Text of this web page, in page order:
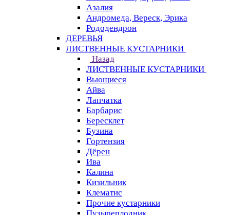
Азалия
Андромеда, Вереск, Эрика
Рододендрон
ДЕРЕВЬЯ
ЛИСТВЕННЫЕ КУСТАРНИКИ
Назад
ЛИСТВЕННЫЕ КУСТАРНИКИ
Вьющиеся
Айва
Лапчатка
Барбарис
Бересклет
Бузина
Гортензия
Дёрен
Ива
Калина
Кизильник
Клематис
Прочие кустарники